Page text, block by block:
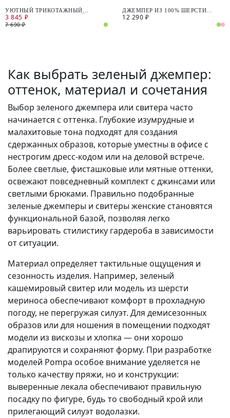
УЮТНЫЙ ТРИКОТАЖНЫЙ
ДЖЕМПЕР ИЗ ЭФФЕКТНОЙ
ПУШИСТОЙ ПРЯЖИ
3 845 ₽
7 690 ₽
ДЖЕМПЕР ИЗ 100% ШЕРСТИ
МЕРИНОСА
12 290 ₽
Как выбрать зеленый джемпер:
оттенок, материал и сочетания
Выбор зеленого джемпера или свитера часто
начинается с оттенка. Глубокие изумрудные и
малахитовые тона подходят для создания
сдержанных образов, которые уместны в офисе с
нестрогим дресс-кодом или на деловой встрече.
Более светлые, фисташковые или мятные оттенки,
освежают повседневный комплект с джинсами или
светлыми брюками. Правильно подобранные
зеленые джемперы и свитеры женские становятся
функциональной базой, позволяя легко
варьировать стилистику гардероба в зависимости
от ситуации.
Материал определяет тактильные ощущения и
сезонность изделия. Например, зеленый
кашемировый свитер или модель из шерсти
мериноса обеспечивают комфорт в прохладную
погоду, не перегружая силуэт. Для демисезонных
образов или для ношения в помещении подходят
модели из вискозы и хлопка — они хорошо
драпируются и сохраняют форму. При разработке
моделей Pompa особое внимание уделяется не
только качеству пряжи, но и конструкции:
выверенные лекала обеспечивают правильную
посадку по фигуре, будь то свободный крой или
прилегающий силуэт водолазки.